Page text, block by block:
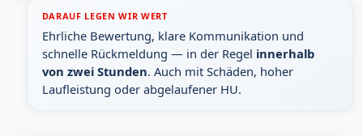
DARAUF LEGEN WIR WERT
Ehrliche Bewertung, klare Kommunikation und
schnelle Rückmeldung — in der Regel innerhalb
von zwei Stunden. Auch mit Schäden, hoher
Laufleistung oder abgelaufener HU.